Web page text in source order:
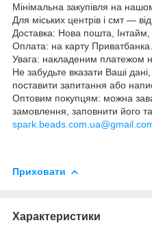
Мінімальна закупівля на
Для міських центрів і смт —
Доставка: Нова пошта,
Оплата: на карту Приватбанка.
Увага: накладеним платежом
Не забудьте вказати Ваші
поставити запитання або
Оптовим покупцям: можна
замовлення, заповнити його
Приховати
Характеристики